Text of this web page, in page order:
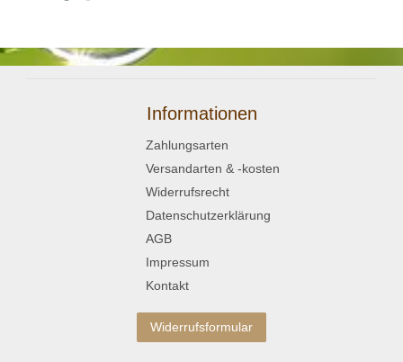
Informationen
Zahlungsarten
Versandarten & -kosten
Widerrufsrecht
Datenschutzerklärung
AGB
Impressum
Kontakt
Widerrufsformular